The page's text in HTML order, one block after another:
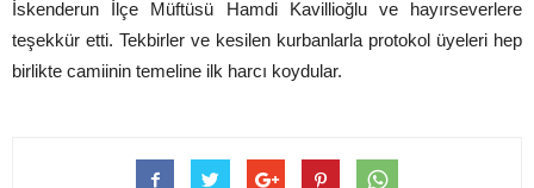
İskenderun İlçe Müftüsü Hamdi Kavillioğlu ve hayırseverlere
teşekkür etti. Tekbirler ve kesilen kurbanlarla protokol üyeleri hep
birlikte camiinin temeline ilk harcı koydular.